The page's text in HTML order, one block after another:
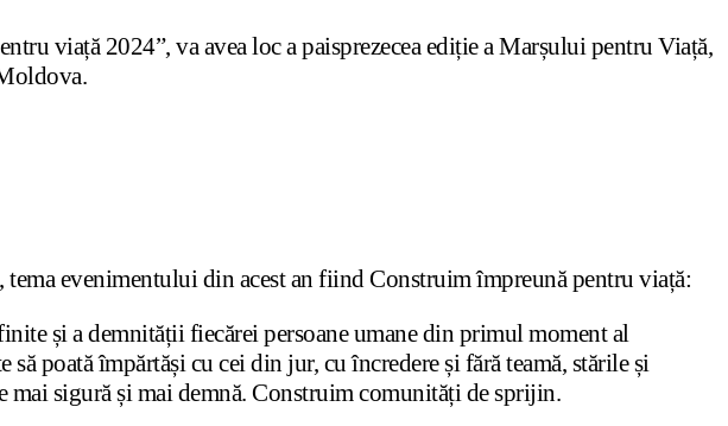
viață 2024”, va avea loc a paisprezecea ediție a Marșului pentru Viață,
evenimentului din acest an fiind Construim împreună pentru viață:
și a demnității fiecărei persoane umane din primul moment al
poată împărtăși cu cei din jur, cu încredere și fără teamă, stările și
sigură și mai demnă. Construim comunități de sprijin.